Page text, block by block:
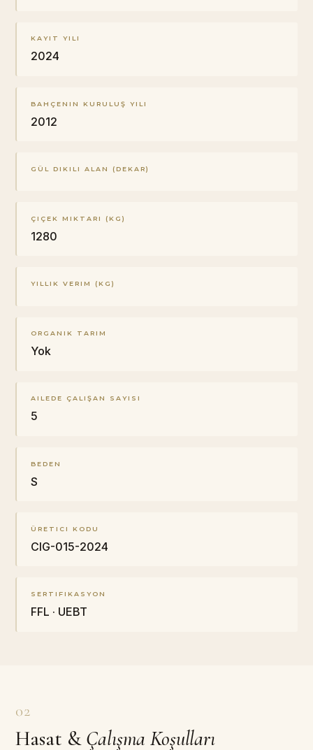
KAYIT YILI
2024
BAHÇENIN KURULUŞ YILI
2012
GÜL DIKILI ALAN (DEKAR)
ÇIÇEK MIKTARI (KG)
1280
YILLIK VERIM (KG)
ORGANIK TARIM
Yok
AILEDE ÇALIŞAN SAYISI
5
BEDEN
S
ÜRETICI KODU
CIG-015-2024
SERTIFIKASYON
FFL · UEBT
02
Hasat & Çalışma Koşulları